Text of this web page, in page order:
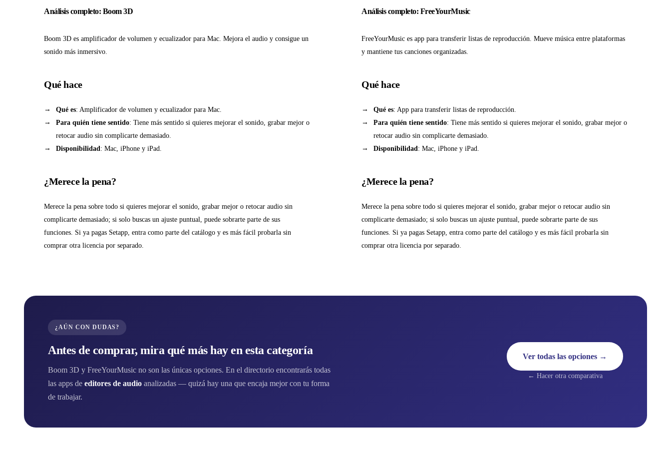
Análisis completo: Boom 3D
Boom 3D es amplificador de volumen y ecualizador para Mac. Mejora el audio y consigue un
sonido más inmersivo.
Qué hace
Qué es: Amplificador de volumen y ecualizador para Mac.
Para quién tiene sentido: Tiene más sentido si quieres mejorar el sonido, grabar mejor o
retocar audio sin complicarte demasiado.
Disponibilidad: Mac, iPhone y iPad.
¿Merece la pena?
Merece la pena sobre todo si quieres mejorar el sonido, grabar mejor o retocar audio sin
complicarte demasiado; si solo buscas un ajuste puntual, puede sobrarte parte de sus
funciones. Si ya pagas Setapp, entra como parte del catálogo y es más fácil probarla sin
comprar otra licencia por separado.
Análisis completo: FreeYourMusic
FreeYourMusic es app para transferir listas de reproducción. Mueve música entre plataformas
y mantiene tus canciones organizadas.
Qué hace
Qué es: App para transferir listas de reproducción.
Para quién tiene sentido: Tiene más sentido si quieres mejorar el sonido, grabar mejor o
retocar audio sin complicarte demasiado.
Disponibilidad: Mac, iPhone y iPad.
¿Merece la pena?
Merece la pena sobre todo si quieres mejorar el sonido, grabar mejor o retocar audio sin
complicarte demasiado; si solo buscas un ajuste puntual, puede sobrarte parte de sus
funciones. Si ya pagas Setapp, entra como parte del catálogo y es más fácil probarla sin
comprar otra licencia por separado.
¿AÚN CON DUDAS?
Antes de comprar, mira qué más hay en esta categoría
Boom 3D y FreeYourMusic no son las únicas opciones. En el directorio encontrarás todas
las apps de editores de audio analizadas — quizá hay una que encaja mejor con tu forma
de trabajar.
Ver todas las opciones →
← Hacer otra comparativa